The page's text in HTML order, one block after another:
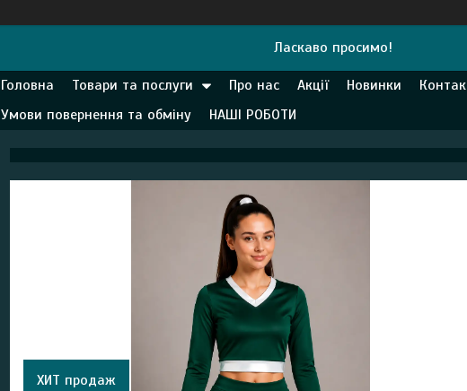
Ласкаво просимо!
Головна Товари та послуги Про нас Акції Новинки
Умови повернення та обміну
НАШІ РОБОТИ
ХИТ продаж